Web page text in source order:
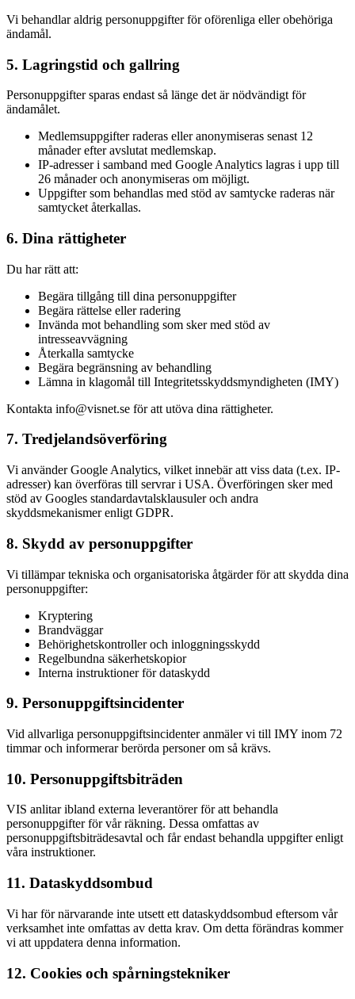
Vi behandlar aldrig personuppgifter för oförenliga eller obehöriga
ändamål.
5. Lagringstid och gallring
Personuppgifter sparas endast så länge det är nödvändigt för
ändamålet.
Medlemsuppgifter raderas eller anonymiseras senast 12
månader efter avslutat medlemskap.
IP-adresser i samband med Google Analytics lagras i upp till
26 månader och anonymiseras om möjligt.
Uppgifter som behandlas med stöd av samtycke raderas när
samtycket återkallas.
6. Dina rättigheter
Du har rätt att:
Begära tillgång till dina personuppgifter
Begära rättelse eller radering
Invända mot behandling som sker med stöd av
intresseavvägning
Återkalla samtycke
Begära begränsning av behandling
Lämna in klagomål till Integritetsskyddsmyndigheten (IMY)
Kontakta info@visnet.se för att utöva dina rättigheter.
7. Tredjelandsöverföring
Vi använder Google Analytics, vilket innebär att viss data (t.ex. IP-
adresser) kan överföras till servrar i USA. Överföringen sker med
stöd av Googles standardavtalsklausuler och andra
skyddsmekanismer enligt GDPR.
8. Skydd av personuppgifter
Vi tillämpar tekniska och organisatoriska åtgärder för att skydda dina
personuppgifter:
Kryptering
Brandväggar
Behörighetskontroller och inloggningsskydd
Regelbundna säkerhetskopior
Interna instruktioner för dataskydd
9. Personuppgiftsincidenter
Vid allvarliga personuppgiftsincidenter anmäler vi till IMY inom 72
timmar och informerar berörda personer om så krävs.
10. Personuppgiftsbiträden
VIS anlitar ibland externa leverantörer för att behandla
personuppgifter för vår räkning. Dessa omfattas av
personuppgiftsbiträdesavtal och får endast behandla uppgifter enligt
våra instruktioner.
11. Dataskyddsombud
Vi har för närvarande inte utsett ett dataskyddsombud eftersom vår
verksamhet inte omfattas av detta krav. Om detta förändras kommer
vi att uppdatera denna information.
12. Cookies och spårningstekniker